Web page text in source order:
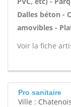
Dalles béton -
amovibles -
Voir la fiche
Pro sanitaire
Ville :